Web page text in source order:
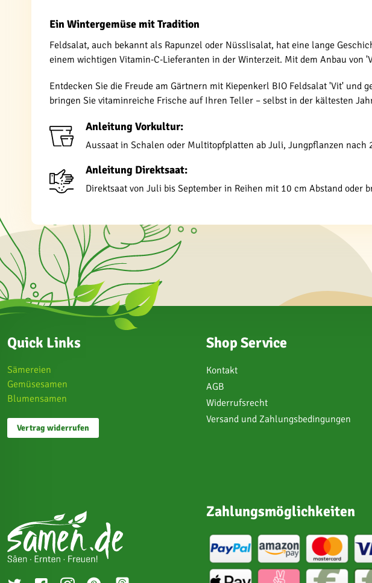
Ein Wintergemüse mit Tradition
Feldsalat, auch bekannt als Rapunzel oder Nüsslisalat, hat eine lange
einem wichtigen Vitamin-C-Lieferanten in der Winterzeit. Mit dem Anbau
Entdecken Sie die Freude am Gärtnern mit Kiepenkerl BIO Feldsalat 'Vit'
bringen Sie vitaminreiche Frische auf Ihren Teller – selbst in der kältesten
Anleitung Vorkultur:
Aussaat in Schalen oder Multitopfplatten ab Juli, Jungpflanzen nach
Anleitung Direktsaat:
Direktsaat von Juli bis September in Reihen mit 10 cm Abstand
Quick Links
Sämereien
Gemüsesamen
Blumensamen
Vertrag widerrufen
Shop Service
Kontakt
AGB
Widerrufsrecht
Versand und Zahlungsbedingungen
Zahlungsmöglichkeiten